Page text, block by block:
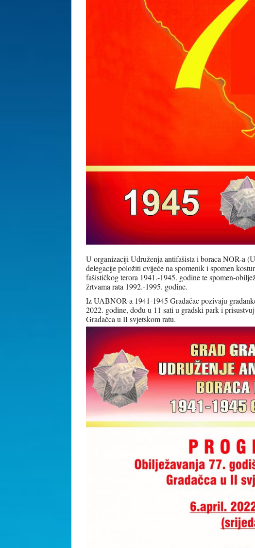
U organizaciji Udruženja antifašista i boraca NOR-a
delegacije položiti cvijeće na spomenik i spomen
fašističkog terora 1941.-1945. godine te spomen-
žrtvama rata 1992.-1995. godine.
Iz UABNOR-a 1941-1945 Gradačac pozivaju
2022. godine, dođu u 11 sati u gradski park i
Gradačca u II svjetskom ratu.